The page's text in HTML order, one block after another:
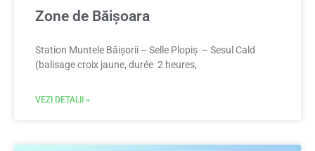
Zone de Băișoara
Station Muntele Băișorii – Selle Plopiș – Sesul Cald
(balisage croix jaune, durée 2 heures,
VEZI DETALII »